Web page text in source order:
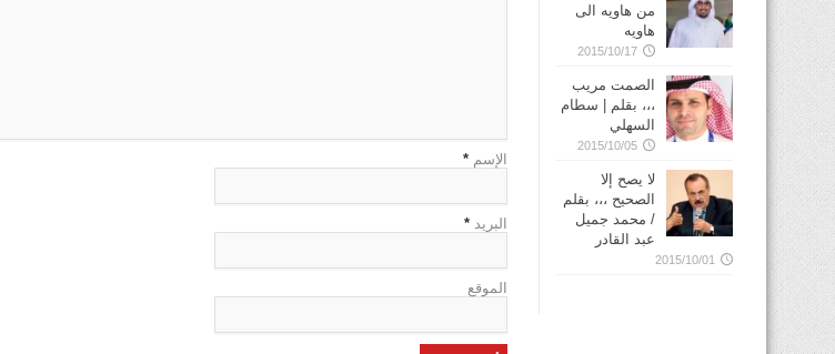
الإسم *
البريد *
الموقع
من هاويه الى
هاويه
2015/10/17
الصمت مريب
،،، بقلم | سطام
السهلي
2015/10/05
لا يصح إلا
الصحيح ،،، بقلم
/ محمد جميل
عبد القادر
2015/10/01